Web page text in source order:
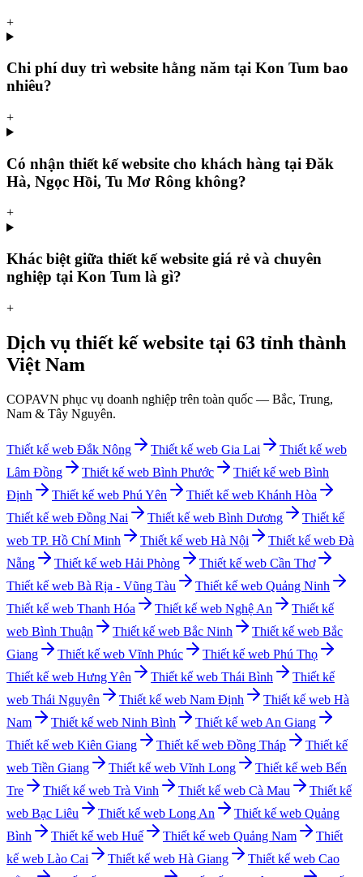
+
Chi phí duy trì website hằng năm tại Kon Tum bao
nhiêu?
+
Có nhận thiết kế website cho khách hàng tại Đăk
Hà, Ngọc Hồi, Tu Mơ Rông không?
+
Khác biệt giữa thiết kế website giá rẻ và chuyên
nghiệp tại Kon Tum là gì?
+
Dịch vụ thiết kế website tại 63 tỉnh thành
Việt Nam
COPAVN phục vụ doanh nghiệp trên toàn quốc — Bắc, Trung,
Nam & Tây Nguyên.
Thiết kế web Đắk Nông Thiết kế web Gia Lai
Thiết kế web
Lâm Đồng
Thiết kế web Bình Phước Thiết kế web Bình
Định
Thiết kế web Phú Yên Thiết kế web Khánh Hòa
Thiết kế web Đồng Nai Thiết kế web Bình Dương
Thiết kế
web TP. Hồ Chí Minh Thiết kế web Hà Nội Thiết kế web Đà
Nẵng
Thiết kế web Hải Phòng Thiết kế web Cần Thơ
Thiết kế web Bà Rịa - Vũng Tàu Thiết kế web Quảng Ninh
Thiết kế web Thanh Hóa Thiết kế web Nghệ An
Thiết kế
web Bình Thuận Thiết kế web Bắc Ninh Thiết kế web Bắc
Giang
Thiết kế web Vĩnh Phúc Thiết kế web Phú Thọ
Thiết kế web Hưng Yên Thiết kế web Thái Bình
Thiết kế
web Thái Nguyên Thiết kế web Nam Định Thiết kế web Hà
Nam
Thiết kế web Ninh Bình Thiết kế web An Giang
Thiết kế web Kiên Giang Thiết kế web Đồng Tháp
Thiết kế
web Tiền Giang Thiết kế web Vĩnh Long Thiết kế web Bến
Tre
Thiết kế web Trà Vinh Thiết kế web Cà Mau
Thiết kế
web Bạc Liêu Thiết kế web Long An Thiết kế web Quảng
Bình
Thiết kế web Huế Thiết kế web Quảng Nam
Thiết
kế web Lào Cai Thiết kế web Hà Giang Thiết kế web Cao